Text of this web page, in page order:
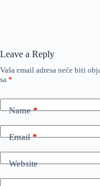
Leave a Reply
Vaša email adresa neće biti
sa *
Name*
Email*
Website